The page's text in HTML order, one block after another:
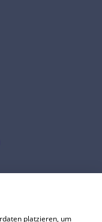
platzieren, um